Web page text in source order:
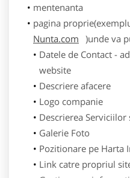
mentenanta
pagina
Nunta.com )unde va
Datele de Contact -
website
Descriere afacere
Logo companie
Descrierea
Galerie Foto
Pozitionare pe Harta
Link catre propriul